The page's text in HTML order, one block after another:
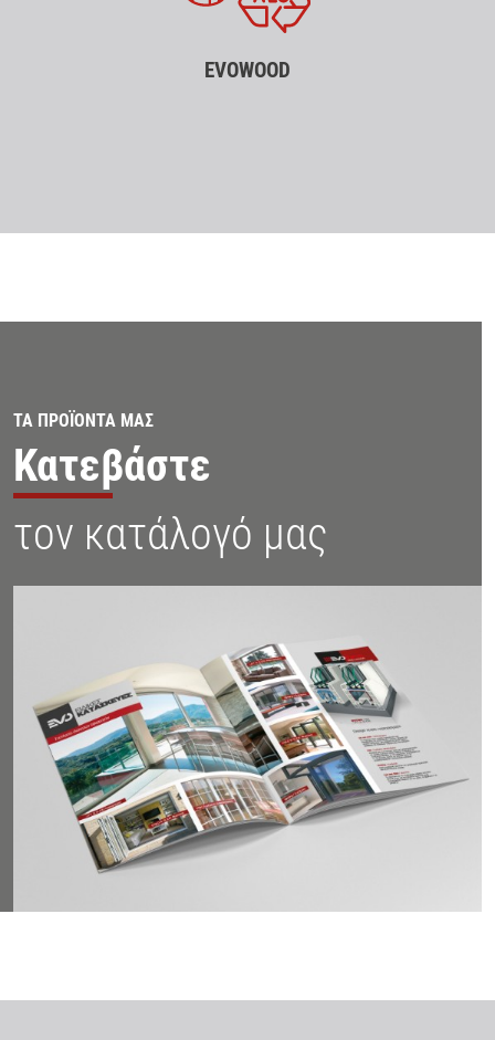
EVOWOOD
ΤΑ ΠΡΟΪΟΝΤΑ ΜΑΣ
Κατεβάστε
τον κατάλογό μας